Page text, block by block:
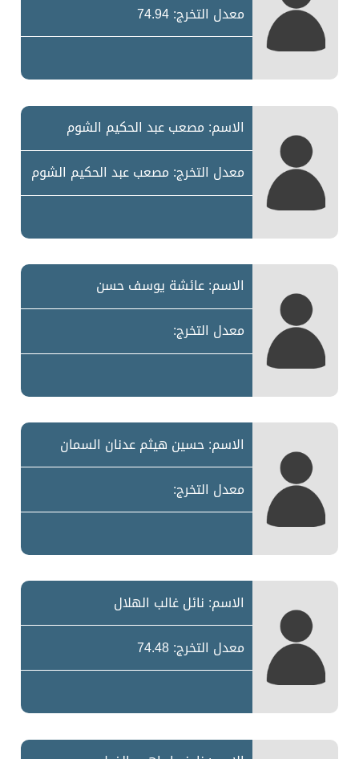
معدل التخرج: 74.94
الاسم: مصعب عبد الحكيم الشوم
معدل التخرج: مصعب عبد الحكيم الشوم
الاسم: عائشة يوسف حسن
معدل التخرج:
الاسم: حسين هيثم عدنان السمان
معدل التخرج:
الاسم: نائل غالب الهلال
معدل التخرج: 74.48